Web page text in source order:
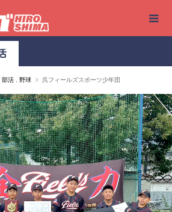
部活 ,野球 呉フィールズスポーツ少年団